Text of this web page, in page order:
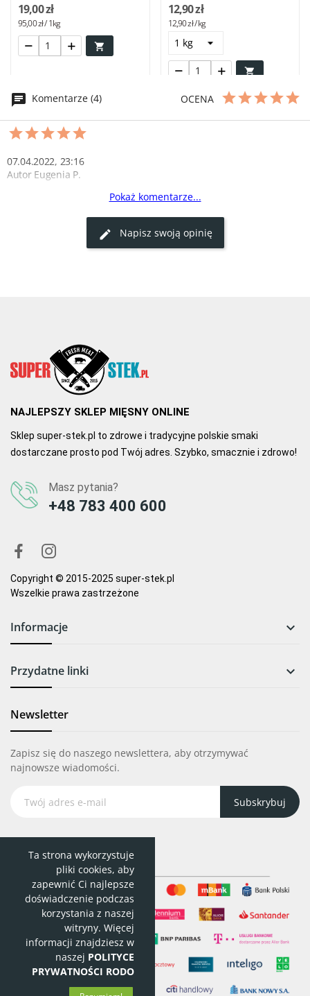

19,00 zł
95,00 zł / 1kg

12,90 zł
12,90 zł / kg
Komentarze (4) OCENA
07.04.2022, 23:16
Autor Eugenia P.
Jestem zaskoczona starannością zapakowania towaru ,wygląd
'picanha'
*****_x000D_
idealna porcja na włoski obiadek dla 2 osób; po uduszeniu mięso
22.10.2020, 14:07
Autor Mariola R.
Na tę firmę natrafiłam przypadkowo...zamówiony towar to
pierwsza klas...wszystko do transportu zabezpieczone...towar
pewnością dokonam kolejnych zakupów...polecam!!!!!!!!!!!!!
15.05.2019, 21:53
Autor Wiesław D.
do pięt stekowi ossobucco.
4
Pokaż komentarze...
Napisz swoją opinię
NAJLEPSZY SKLEP MIĘSNY ONLINE
Sklep super-stek.pl to zdrowe i tradycyjne polskie smaki
dostarczane prosto pod Twój adres. Szybko, smacznie i zdrowo!
Masz pytania?
+48 783 400 600
Copyright © 2015-2025 super-stek.pl
Wszelkie prawa zastrzeżone
Informacje 
Przydatne linki 
Newsletter
Zapisz się do naszego newslettera, aby otrzymywać
najnowsze wiadomości.
Subskrybuj
Ta strona wykorzystuje
pliki cookies, aby
zapewnić Ci najlepsze
doświadczenie podczas
korzystania z naszej
witryny. Więcej
informacji znajdziesz w
naszej POLITYCE
PRYWATNOŚCI RODO